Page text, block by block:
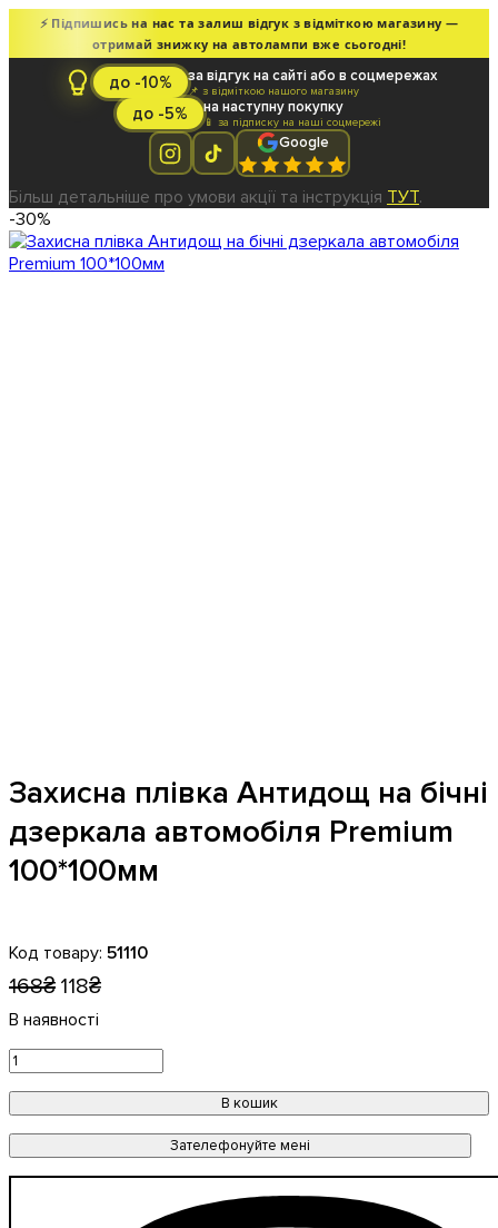
⚡ Підпишись на нас та залиш відгук з відміткою магазину —
отримай знижку на автолампи вже сьогодні!
до -10% за відгук на сайті або в соцмережах
📌 з відміткою нашого магазину
до -5% на наступну покупку
📱 за підписку на наші соцмережі
Google
Більш детальніше про умови акції та інструкція ТУТ.
-30%
Захисна плівка Антидощ на бічні
дзеркала автомобіля Premium
100*100мм
51110
168₴ 118₴
В кошик
Зателефонуйте мені